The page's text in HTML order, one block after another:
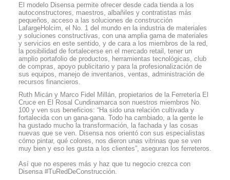
El modelo Disensa permite ofrecer desde cada tienda a los
autoconstructores, maestros, albañiles y contratistas más
pequeños, acceso a las soluciones de construcción
LafargeHolcim, el No. 1 del mundo en la industria de materiales
y soluciones constructivas, con una amplia gama de materiales
y servicios en este sentido, y de cara a los miembros de la red,
la posibilidad de fortalecerse en el mercado retail, tener un
amplio portafolio de productos, herramientas tecnológicas, club
de compras, apoyo publicitario y para la profesionalización de
sus equipos, manejo de inventarios, ventas, administración de
recursos financieros.
Ruth Micán y Marco Fidel Millán, propietarios de la Ferretería El
Cruce en El Rosal Cundinamarca son nuestros miembros No.
100 y ven sus beneficios: “Ha sido una relación cultivada y
fortalecida con un gana-gana. Todo ha cambiado, a la gente le
ha gustado mucho la transformación, la fachada y las cosas
nuevas que se ven. Disensa nos orientó con sus especialistas
cómo pintar, qué colores, nos dieron unas vitrinas que se ven
muy bien y eso les gusta a los clientes”, aseguran los ferreteros.
Así que no esperes más y haz que tu negocio crezca con
Disensa #TuRedDeConstrucción.